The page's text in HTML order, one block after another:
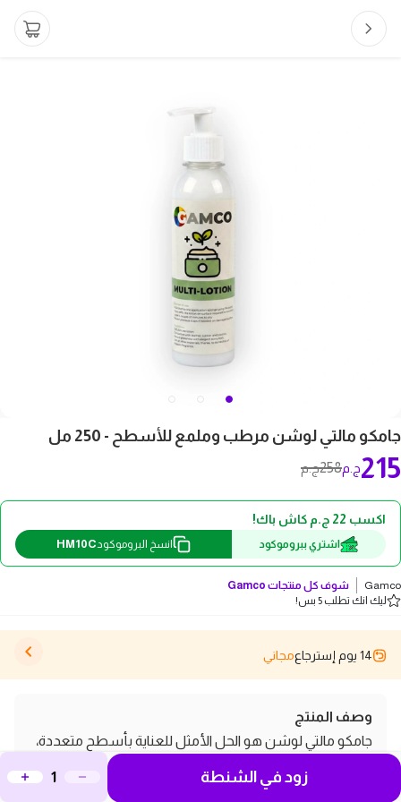
جامكو مالتي لوشن مرطب وملمع للأسطح - 250 مل
258ج.م 215ج.م
اكسب 22 ج.م كاش باك!
اشتري ببروموكود انسخ البروموكود HM10C
Gamco شوف كل منتجات Gamco
ليك انك تطلب 5 بس!
14 يوم إسترجاع مجاني
وصف المنتج
جامكو مالتي لوشن هو الحل الأمثل للعناية بأسطح متعددة،
يمنحها ترطيباً عميقاً ولمعاناً طبيعياً. يحمي من الغبار
زود في الشنطة